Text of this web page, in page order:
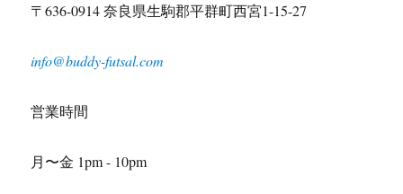
〒636-0914 奈良県生駒郡平群町西宮1-15-27
info@buddy-futsal.com
営業時間
月〜金 1pm - 10pm